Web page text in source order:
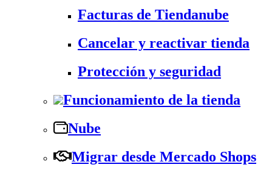
Facturas de Tiendanube
Cancelar y reactivar tienda
Protección y seguridad
Funcionamiento de la tienda
Nube
Migrar desde Mercado Shops